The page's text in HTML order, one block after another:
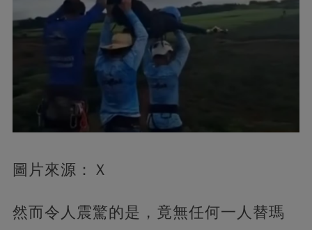
圖片來源：Ｘ
然而令人震驚的是，竟無任何一人替瑪